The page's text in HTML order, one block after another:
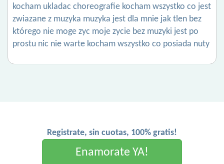
kocham ukladac choreografie kocham wszystko co jest
zwiazane z muzyka muzyka jest dla mnie jak tlen bez
którego nie moge zyc moje zycie bez muzyki jest po
prostu nic nie warte kocham wszystko co posiada nuty
Registrate, sin cuotas, 100% gratis!
Enamorate YA!